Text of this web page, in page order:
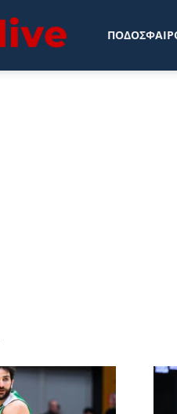
Sportlive.gr